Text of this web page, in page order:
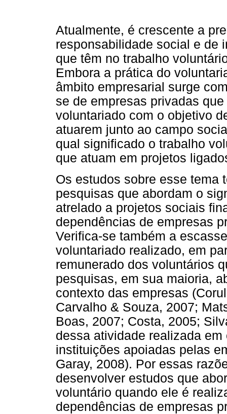
Atualmente, é crescente a
responsabilidade social e de
que têm no trabalho
Embora a prática do
âmbito empresarial surge
se de empresas privadas
voluntariado com o objetivo
atuarem junto ao campo
qual significado o trabalho
que atuam em projetos
Os estudos sobre esse tema
pesquisas que abordam o
atrelado a projetos sociais
dependências de empresas
Verifica-se também a
voluntariado realizado, em
remunerado dos voluntários
pesquisas, em sua maioria,
contexto das empresas
Carvalho & Souza, 2007;
Boas, 2007; Costa, 2005;
dessa atividade realizada
instituições apoiadas pelas
Garay, 2008). Por essas
desenvolver estudos que
voluntário quando ele é
dependências de empresas